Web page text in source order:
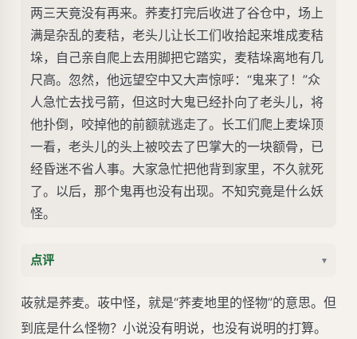
两三天竟没有再来。荞麦打完后收进了谷仓中，场上
满是杂乱的麦秸，老头儿让长工们收拾起来堆成麦秸
垛，自己亲自爬上去用脚把它踏实，麦秸垛离地有几
尺高。忽然，他远望空中又大声惊呼：“鬼来了！”众
人急忙去找弓箭，但这时大鬼已经扑向了老头儿，将
他扑倒，咬掉他的前额就逃走了。长工们爬上麦垛顶
一看，老头儿的头上被咬去了巴掌大的一块额骨，已
经昏迷不省人事。大家急忙把他背到家里，不久就死
了。以后，那个鬼再也没有出现。不知究竟是什么妖
怪。
点评 ▾
荍就是荞麦。荍中怪，就是“荞麦地里的怪物”的意思。但
到底是什么怪物？小说没有明说，也没有说明的打算。